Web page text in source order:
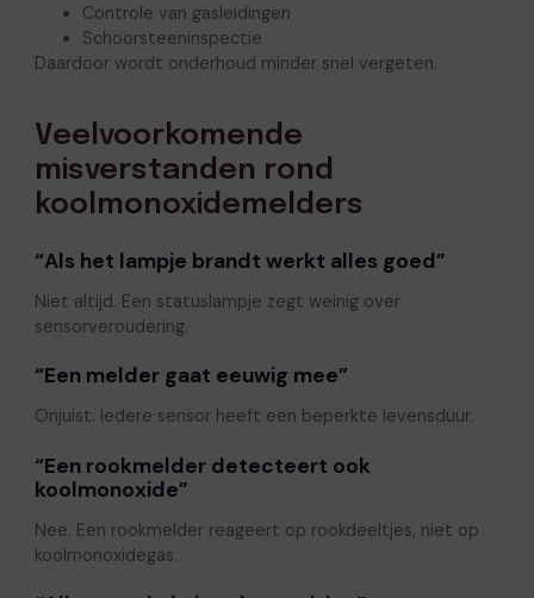
Controle van gasleidingen
Schoorsteeninspectie
Daardoor wordt onderhoud minder snel vergeten.
Veelvoorkomende
misverstanden rond
koolmonoxidemelders
“Als het lampje brandt werkt alles goed”
Niet altijd. Een statuslampje zegt weinig over
sensorveroudering.
“Een melder gaat eeuwig mee”
Onjuist. Iedere sensor heeft een beperkte levensduur.
“Een rookmelder detecteert ook
koolmonoxide”
Nee. Een rookmelder reageert op rookdeeltjes, niet op
koolmonoxidegas.